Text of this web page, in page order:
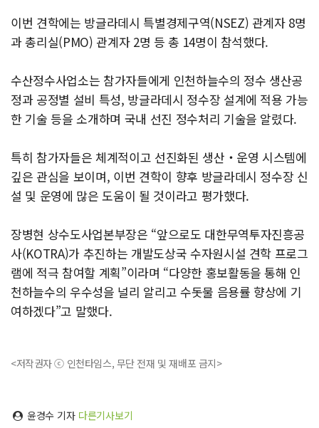
이번 견학에는 방글라데시 특별경제구역(NSEZ) 관계자 8명
과 총리실(PMO) 관계자 2명 등 총 14명이 참석했다.
수산정수사업소는 참가자들에게 인천하늘수의 정수 생산공
정과 공정별 설비 특성, 방글라데시 정수장 설계에 적용 가능
한 기술 등을 소개하며 국내 선진 정수처리 기술을 알렸다.
특히 참가자들은 체계적이고 선진화된 생산‧운영 시스템에
깊은 관심을 보이며, 이번 견학이 향후 방글라데시 정수장 신
설 및 운영에 많은 도움이 될 것이라고 평가했다.
장병현 상수도사업본부장은 “앞으로도 대한무역투자진흥공
사(KOTRA)가 추진하는 개발도상국 수자원시설 견학 프로그
램에 적극 참여할 계획”이라며 “다양한 홍보활동을 통해 인
천하늘수의 우수성을 널리 알리고 수돗물 음용률 향상에 기
여하겠다”고 말했다.
<저작권자 ⓒ 인천타임스, 무단 전재 및 재배포 금지>
윤경수 기자 다른기사보기